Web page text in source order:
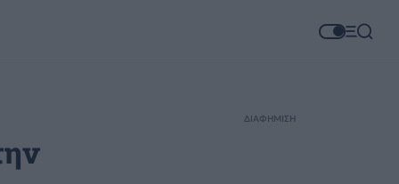
ΔΙΑΦΗΜΙΣΗ